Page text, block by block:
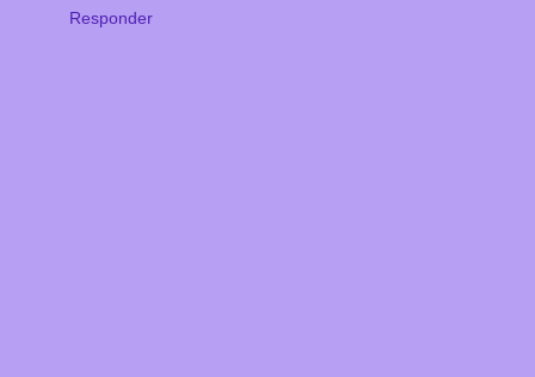
Responder